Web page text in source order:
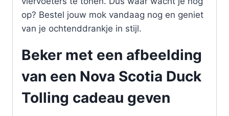
op? Bestel jouw mok vandaag nog en geniet
van je ochtenddrankje in stijl.
Beker met een afbeelding
van een Nova Scotia Duck
Tolling cadeau geven